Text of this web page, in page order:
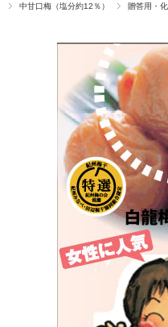
中甘口梅（塩分約12％）
贈答用・